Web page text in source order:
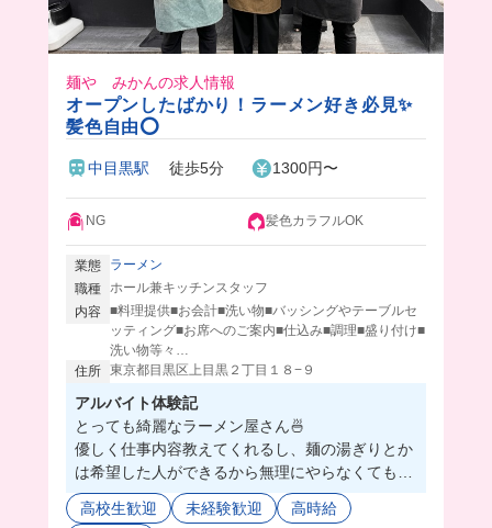
麺や みかんの求人情報
オープンしたばかり！ラーメン好き必見✨
髪色自由⭕️
中目黒駅 徒歩5分 1300円〜
NG 髪色カラフルOK
業態
ラーメン
職種
ホール兼キッチンスタッフ
内容 ■料理提供■お会計■洗い物■バッシングやテーブルセ
ッティング■お席へのご案内■仕込み■調理■盛り付け■
洗い物等々…
住所 東京都目黒区上目黒２丁目１８−９
アルバイト体験記
とっても綺麗なラーメン屋さん🍜
優しく仕事内容教えてくれるし、麺の湯ぎりとか
は希望した人ができるから無理にやらなくてもO
K🫶🫶
まかないもメニューから好きなものを食べれちゃ
高校生歓迎 未経験歓迎
高時給